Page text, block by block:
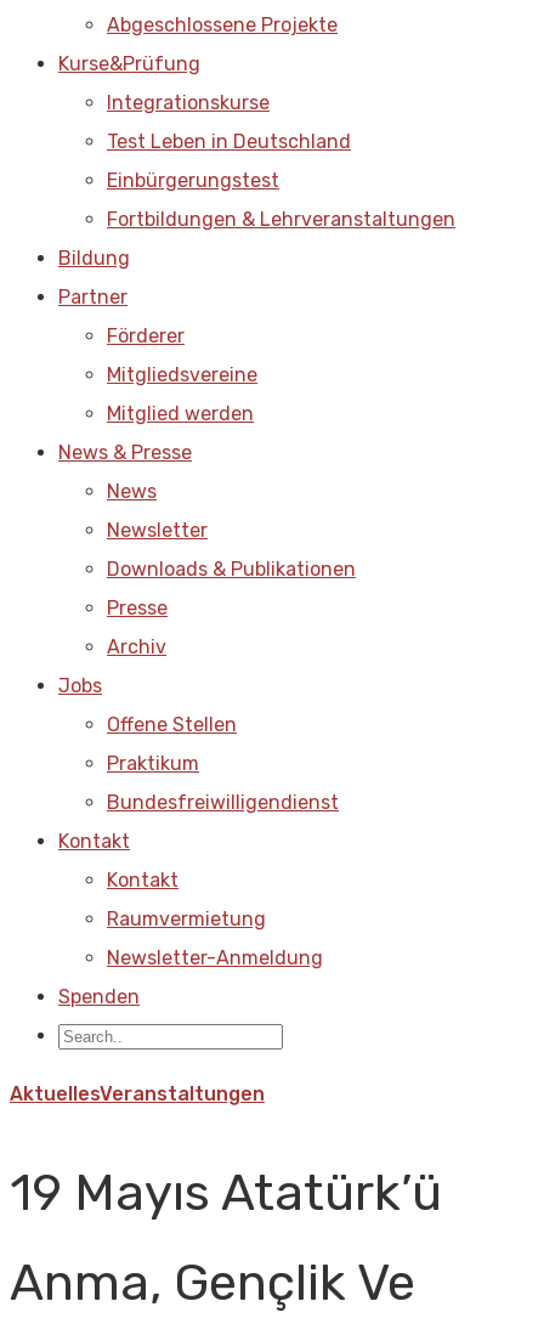
Abgeschlossene Projekte
Kurse&Prüfung
Integrationskurse
Test Leben in Deutschland
Einbürgerungstest
Fortbildungen & Lehrveranstaltungen
Bildung
Partner
Förderer
Mitgliedsvereine
Mitglied werden
News & Presse
News
Newsletter
Downloads & Publikationen
Presse
Archiv
Jobs
Offene Stellen
Praktikum
Bundesfreiwilligendienst
Kontakt
Kontakt
Raumvermietung
Newsletter-Anmeldung
Spenden
AktuellesVeranstaltungen
19 Mayıs Atatürk’ü
Anma, Gençlik Ve